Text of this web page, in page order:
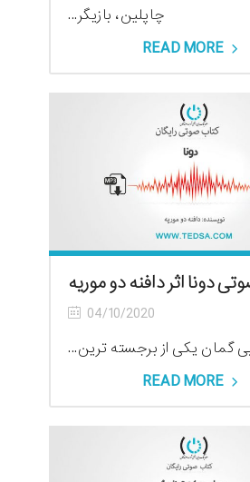
چاپلین، بازیگر...
READ MORE
دونا اثر دافنه دو موریه
04/10/2020
گمان یکی از برجسته ترین...
READ MORE